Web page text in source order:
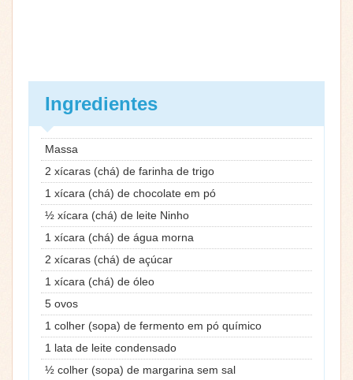
Ingredientes
Massa
2 xícaras (chá) de farinha de trigo
1 xícara (chá) de chocolate em pó
½ xícara (chá) de leite Ninho
1 xícara (chá) de água morna
2 xícaras (chá) de açúcar
1 xícara (chá) de óleo
5 ovos
1 colher (sopa) de fermento em pó químico
1 lata de leite condensado
½ colher (sopa) de margarina sem sal